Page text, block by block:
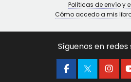
Políticas de envío y
Cómo accedo a mis
Síguenos en redes